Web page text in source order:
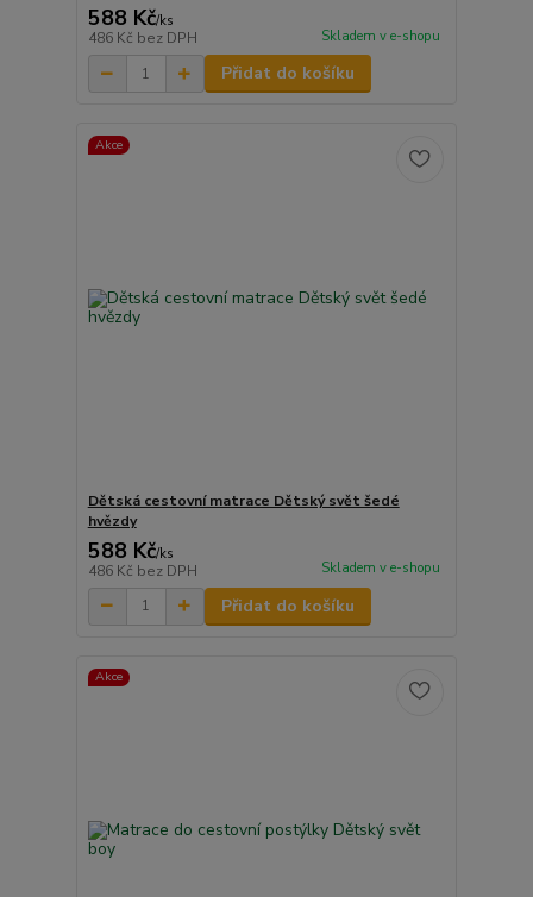
588 Kč/ks
486 Kč bez DPH Skladem v e-shopu
Přidat do košíku
Akce
Dětská cestovní matrace Dětský svět šedé
hvězdy
588 Kč/ks
486 Kč bez DPH Skladem v e-shopu
Přidat do košíku
Akce